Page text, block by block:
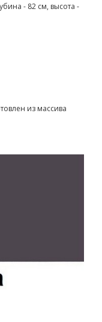
- 82 см, высота -
из массива